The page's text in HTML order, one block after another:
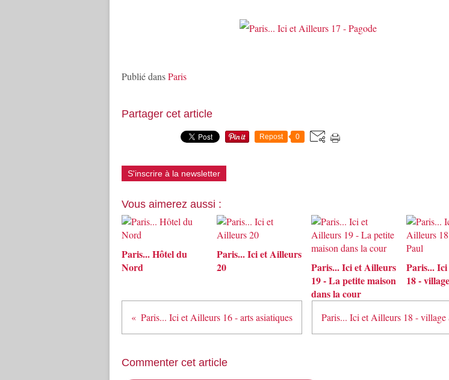
Publié dansParis
Partager cet article
Repost 0
S'inscrire à la newsletter
Vous aimerez aussi :
Paris... Hôtel du
Nord
Paris... Ici et Ailleurs
20
Paris... Ici et Ailleurs
19 - La petite maison
dans la cour
Paris...
18 -
Paris... Ici et Ailleurs 16 - arts asiatiques Paris... Ici et Ailleurs 18 - village
Commenter cet article